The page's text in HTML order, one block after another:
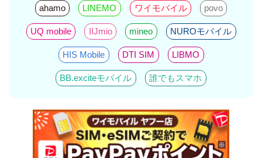
ahamo LINEMO ワイモバイル povo
UQ mobile IIJmio mineo NUROモバイル
HIS Mobile DTI SIM LIBMO
BB.exciteモバイル 誰でもスマホ